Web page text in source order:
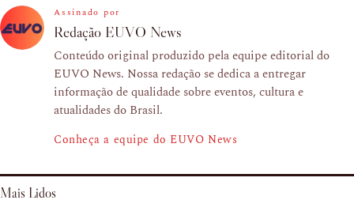
Assinado por
Redação EUVO News
Conteúdo original produzido pela equipe editorial do
EUVO News. Nossa redação se dedica a entregar
informação de qualidade sobre eventos, cultura e
atualidades do Brasil.
Conheça a equipe do EUVO News
Mais Lidos